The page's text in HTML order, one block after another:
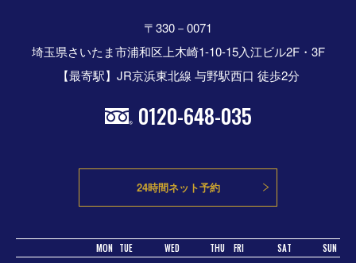
〒330－0071
埼玉県さいたま市浦和区上木崎1-10-15入江ビル2F・3F
【最寄駅】JR京浜東北線 与野駅西口 徒歩2分
0120-648-035
24時間ネット予約
MON TUE WED THU FRI SAT SUN